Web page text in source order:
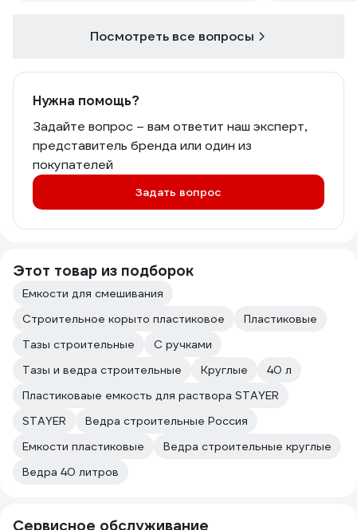
Посмотреть все вопросы
Нужна помощь?
Задайте вопрос – вам ответит наш эксперт,
представитель бренда или один из
покупателей
Задать вопрос
Этот товар из подборок
Емкости для смешивания
Строительное корыто пластиковое
Пластиковые
Тазы строительные
С ручками
Тазы и ведра строительные
Круглые
40 л
Пластиковаые емкость для раствора STAYER
STAYER
Ведра строительные Россия
Емкости пластиковые
Ведра строительные круглые
Ведра 40 литров
Сервисное обслуживание